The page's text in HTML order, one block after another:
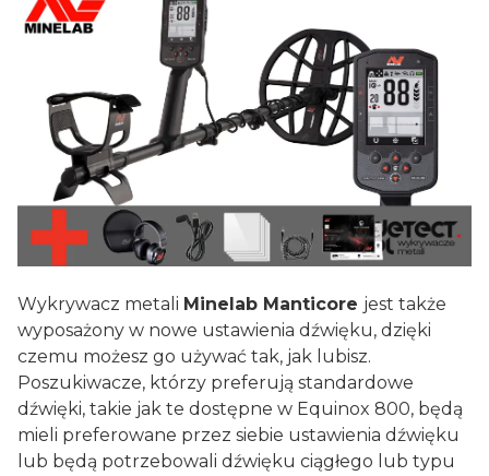
Wykrywacz metali Minelab Manticore jest także
wyposażony w nowe ustawienia dźwięku, dzięki
czemu możesz go używać tak, jak lubisz.
Poszukiwacze, którzy preferują standardowe
dźwięki, takie jak te dostępne w Equinox 800, będą
mieli preferowane przez siebie ustawienia dźwięku
lub będą potrzebowali dźwięku ciągłego lub typu